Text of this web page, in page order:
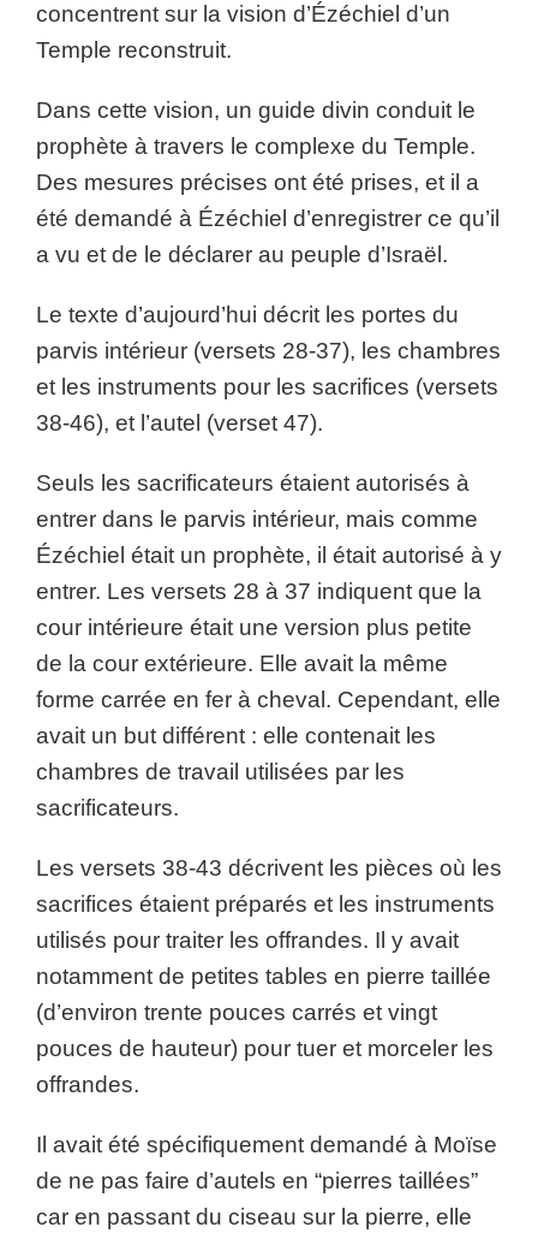
concentrent sur la vision d’Ézéchiel d’un
Temple reconstruit.
Dans cette vision, un guide divin conduit le
prophète à travers le complexe du Temple.
Des mesures précises ont été prises, et il a
été demandé à Ézéchiel d’enregistrer ce qu’il
a vu et de le déclarer au peuple d’Israël.
Le texte d’aujourd’hui décrit les portes du
parvis intérieur (versets 28-37), les chambres
et les instruments pour les sacrifices (versets
38-46), et l’autel (verset 47).
Seuls les sacrificateurs étaient autorisés à
entrer dans le parvis intérieur, mais comme
Ézéchiel était un prophète, il était autorisé à y
entrer. Les versets 28 à 37 indiquent que la
cour intérieure était une version plus petite
de la cour extérieure. Elle avait la même
forme carrée en fer à cheval. Cependant, elle
avait un but différent : elle contenait les
chambres de travail utilisées par les
sacrificateurs.
Les versets 38-43 décrivent les pièces où les
sacrifices étaient préparés et les instruments
utilisés pour traiter les offrandes. Il y avait
notamment de petites tables en pierre taillée
(d’environ trente pouces carrés et vingt
pouces de hauteur) pour tuer et morceler les
offrandes.
Il avait été spécifiquement demandé à Moïse
de ne pas faire d’autels en “pierres taillées”
car en passant du ciseau sur la pierre, elle